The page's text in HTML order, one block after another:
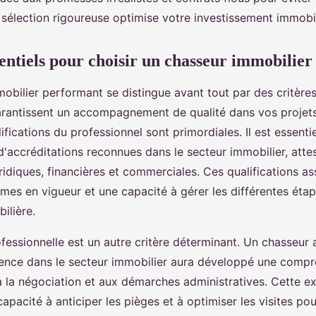
rigoureuse optimise votre investissement
pour choisir un chasseur
performant se distingue avant tout par des
un accompagnement de qualité dans vos
du professionnel sont primordiales. Il est
reconnues dans le secteur immobilier,
financières et commerciales. Ces qualifications
en vigueur et une capacité à gérer les différentes
est un autre critère déterminant. Un chasseur
dans le secteur immobilier aura développé une
la négociation et aux démarches administratives. Cette
à anticiper les pièges et à optimiser les visites